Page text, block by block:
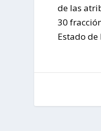
de las
30
Estado de